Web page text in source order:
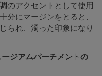
のアクセントとして使用
分にマージンをとると、
られ、濁った印象になり
ジアムパーチメントの